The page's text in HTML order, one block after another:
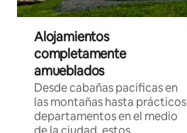
Alojamientos
completamente
amueblados
Desde cabañas pacíficas en
las montañas hasta prácticos
departamentos en el medio